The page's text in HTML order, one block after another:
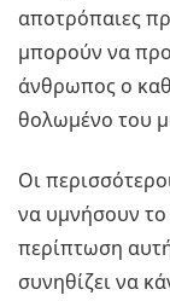
αποτρόπαιες
μπορούν να
άνθρωπος ο
θολωμένο του
Οι
να υμνήσουν το
περίπτωση
συνηθίζει να